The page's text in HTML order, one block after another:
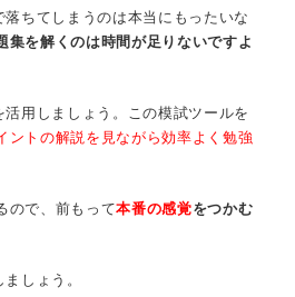
ちてしまうのは本当にもったいな
集を解くのは時間が足りないですよ
活用しましょう。この模試ツールを
ントの解説を見ながら効率よく勉強
ので、前もって本番の感覚をつかむ
しょう。